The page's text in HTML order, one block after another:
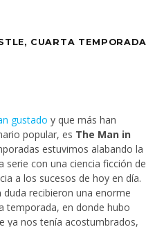
CUARTA TEMPORADA
gustado y que más han
popular, es The Man in
estuvimos alabando la
con una ciencia ficción de
a los sucesos de hoy en día.
duda recibieron una enorme
temporada, en donde hubo
ya nos tenía acostumbrados,